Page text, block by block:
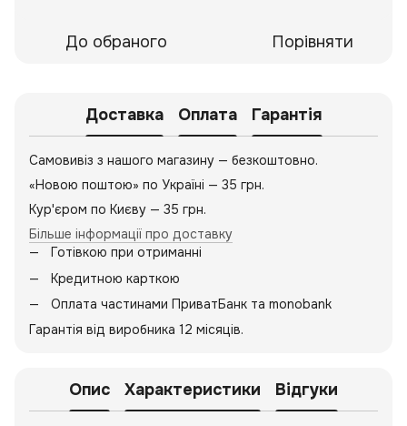
До обраного Порівняти
Доставка Оплата Гарантія
Самовивіз з нашого магазину — безкоштовно.
«Новою поштою» по Україні — 35 грн.
Кур'єром по Києву — 35 грн.
Більше інформації про доставку
Готівкою при отриманні
Кредитною карткою
Оплата частинами ПриватБанк та monobank
Гарантія від виробника 12 місяців.
Опис Характеристики Відгуки